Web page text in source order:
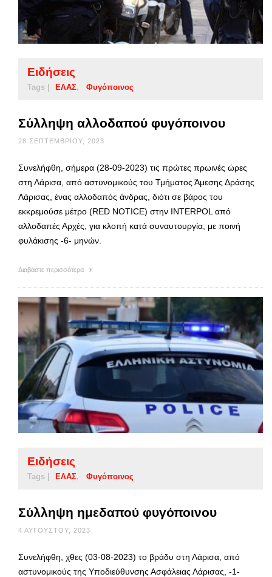
Ειδήσεις
Tags | ΕΛΑΣ Φυγόποινος
Σύλληψη αλλοδαπού φυγόποινου
28 ΣΕΠΤΕΜΒΡΊΟΥ, 2023
Συνελήφθη, σήμερα (28-09-2023) τις πρώτες πρωινές ώρες
στη Λάρισα, από αστυνομικούς του Τμήματος Άμεσης Δράσης
Λάρισας, ένας αλλοδαπός άνδρας, διότι σε βάρος του
εκκρεμούσε μέτρο (RED NOTICE) στην INTERPOL από
αλλοδαπές Αρχές, για κλοπή κατά συναυτουργία, με ποινή
φυλάκισης -6- μηνών.
Διαβάστε περισσότερα
Ειδήσεις
Tags | ΕΛΑΣ Φυγόποινος
Σύλληψη ημεδαπού φυγόποινου
4 ΑΥΓΟΎΣΤΟΥ, 2023
Συνελήφθη, χθες (03-08-2023) το βράδυ στη Λάρισα, από
αστυνομικούς της Υποδιεύθυνσης Ασφάλειας Λάρισας, -1-